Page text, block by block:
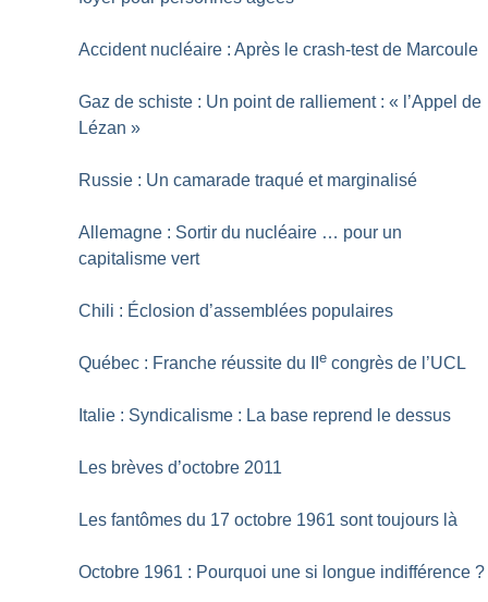
Accident nucléaire : Après le crash-test de Marcoule
Gaz de schiste : Un point de ralliement : « l’Appel de
Lézan »
Russie : Un camarade traqué et marginalisé
Allemagne : Sortir du nucléaire … pour un
capitalisme vert
Chili : Éclosion d’assemblées populaires
Québec : Franche réussite du IIe congrès de l’UCL
Italie : Syndicalisme : La base reprend le dessus
Les brèves d’octobre 2011
Les fantômes du 17 octobre 1961 sont toujours là
Octobre 1961 : Pourquoi une si longue indifférence ?